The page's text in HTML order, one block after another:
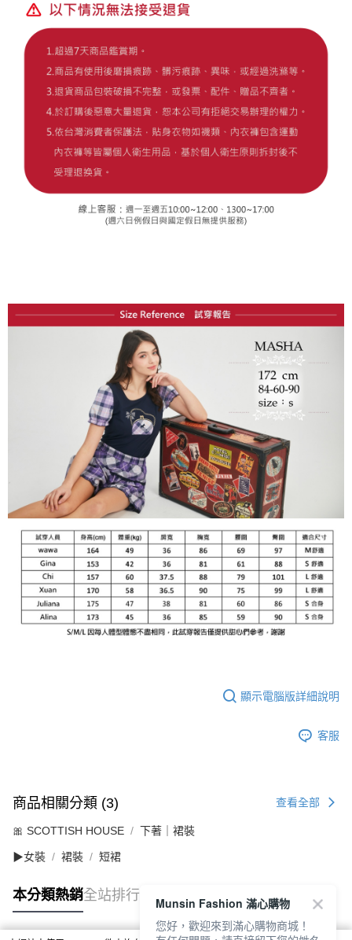
顯示電腦版詳細說明
客服
商品相關分類 (3) 查看全部
🎀 SCOTTISH HOUSE 下著｜裙裝
▶女裝 裙裝 短裙
本分類熱銷全站排行
Munsin Fashion 滿心購物
您好，歡迎來到滿心購物商城！